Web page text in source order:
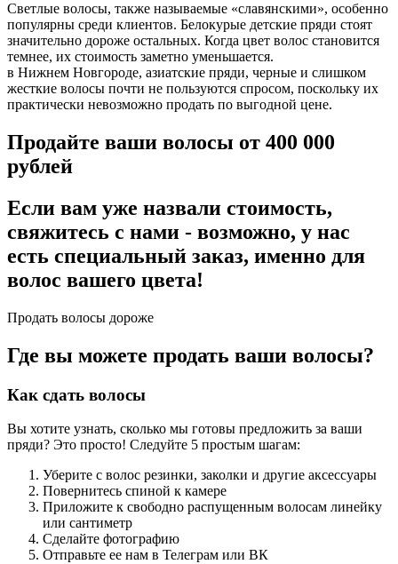
Светлые волосы, также называемые «славянскими», особенно
популярны среди клиентов. Белокурые детские пряди стоят
значительно дороже остальных. Когда цвет волос становится
темнее, их стоимость заметно уменьшается.
в Нижнем Новгороде, азиатские пряди, черные и слишком
жесткие волосы почти не пользуются спросом, поскольку их
практически невозможно продать по выгодной цене.
Продайте ваши волосы от 400 000
рублей
Если вам уже назвали стоимость,
свяжитесь с нами - возможно, у нас
есть специальный заказ, именно для
волос вашего цвета!
Продать волосы дороже
Где вы можете продать ваши волосы?
Как сдать волосы
Вы хотите узнать, сколько мы готовы предложить за ваши
пряди? Это просто! Следуйте 5 простым шагам:
Уберите с волос резинки, заколки и другие аксессуары
Повернитесь спиной к камере
Приложите к свободно распущенным волосам линейку
или сантиметр
Сделайте фотографию
Отправьте ее нам в Телеграм или ВК